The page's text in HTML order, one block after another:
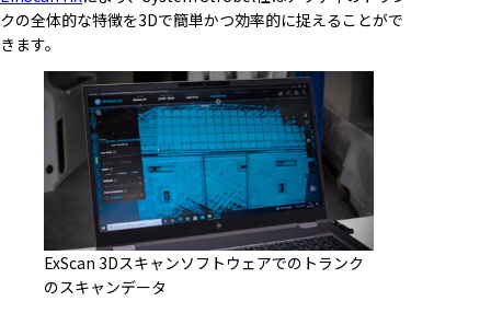
クの全体的な特徴を3Dで簡単かつ効率的に捉えることがで
きます。
ExScan 3Dスキャンソフトウェアでのトランク
のスキャンデータ